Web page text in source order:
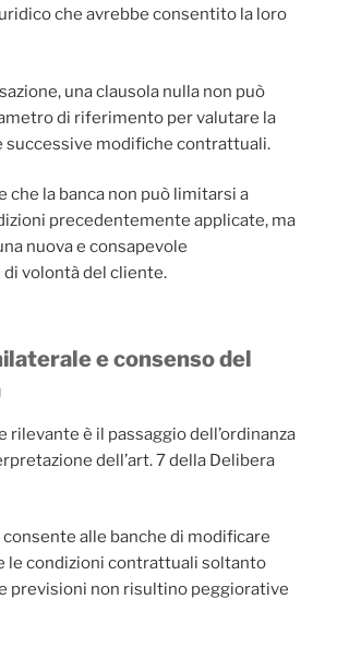
che avrebbe consentito la loro
una clausola nulla non può
di riferimento per valutare la
modifiche contrattuali.
che la banca non può limitarsi a
precedentemente applicate, ma
nuova e consapevole
volontà del cliente.
e consenso del
rilevante è il passaggio dell’ordinanza
dell’art. 7 della Delibera
consente alle banche di modificare
le condizioni contrattuali soltanto
previsioni non risultino peggiorative